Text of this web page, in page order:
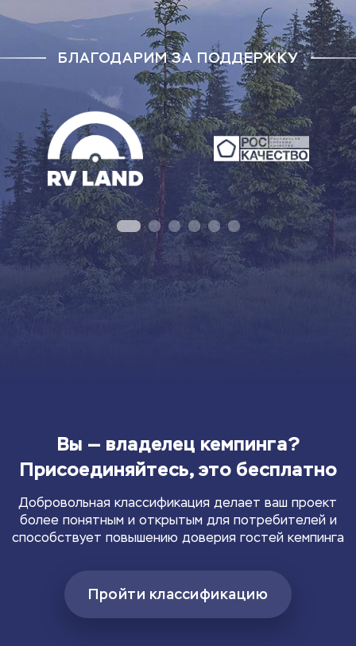
БЛАГОДАРИМ ЗА ПОДДЕРЖКУ
Вы — владелец кемпинга?
Присоединяйтесь, это бесплатно
Добровольная классификация делает ваш проект
более понятным и открытым для потребителей и
способствует повышению доверия гостей кемпинга
Пройти классификацию